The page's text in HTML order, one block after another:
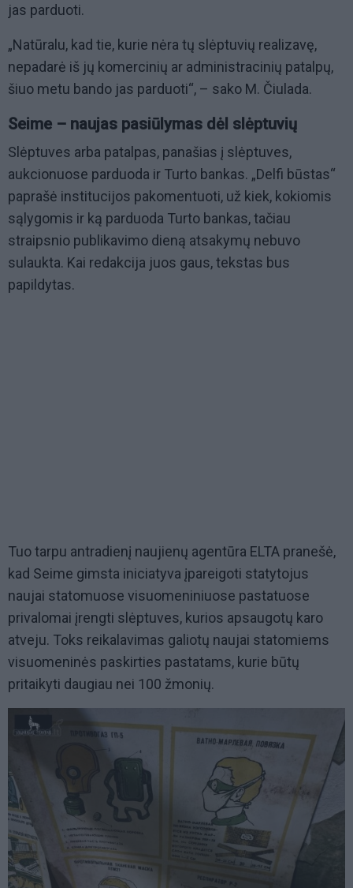
jas parduoti.
„Natūralu, kad tie, kurie nėra tų slėptuvių realizavę,
nepadarė iš jų komercinių ar administracinių patalpų,
šiuo metu bando jas parduoti“, – sako M. Čiulada.
Seime – naujas pasiūlymas dėl slėptuvių
Slėptuves arba patalpas, panašias į slėptuves,
aukcionuose parduoda ir Turto bankas. „Delfi būstas“
paprašė institucijos pakomentuoti, už kiek, kokiomis
sąlygomis ir ką parduoda Turto bankas, tačiau
straipsnio publikavimo dieną atsakymų nebuvo
sulaukta. Kai redakcija juos gaus, tekstas bus
papildytas.
Tuo tarpu antradienį naujienų agentūra ELTA pranešė,
kad Seime gimsta iniciatyva įpareigoti statytojus
naujai statomuose visuomeniniuose pastatuose
privalomai įrengti slėptuves, kurios apsaugotų karo
atveju. Toks reikalavimas galiotų naujai statomiems
visuomeninės paskirties pastatams, kurie būtų
pritaikyti daugiau nei 100 žmonių.